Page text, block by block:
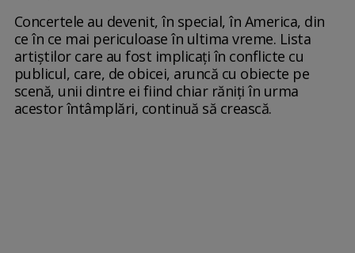
Concertele au devenit, în special, în America, din
ce în ce mai periculoase în ultima vreme. Lista
artiștilor care au fost implicați în conflicte cu
publicul, care, de obicei, aruncă cu obiecte pe
scenă, unii dintre ei fiind chiar răniți în urma
acestor întâmplări, continuă să crească.